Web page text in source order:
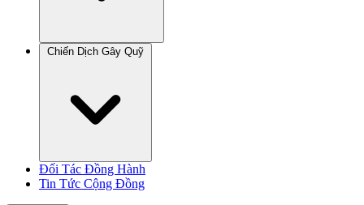
Chiến Dịch Gây Quỹ
Đối Tác Đồng Hành
Tin Tức Cộng Đồng